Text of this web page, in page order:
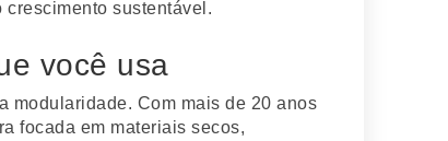
sustentável.
você usa
modularidade. Com mais de 20 anos
focada em materiais secos,